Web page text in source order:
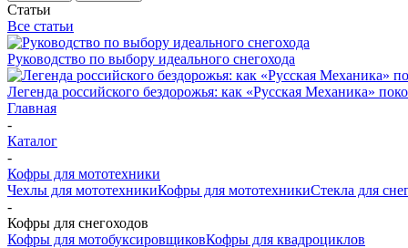
Статьи
Все статьи
Руководство по выбору идеального снегохода
Легенда российского бездорожья: как «Русская Механика»
Главная
-
Каталог
-
Кофры для мототехники
Чехлы для мототехникиКофры для мототехникиСтекла для
-
Кофры для снегоходов
Кофры для мотобуксировщиковКофры для квадроциклов